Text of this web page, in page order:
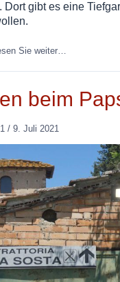
Dort gibt es eine
Sie weiter…
beim
/ 9. Juli 2021